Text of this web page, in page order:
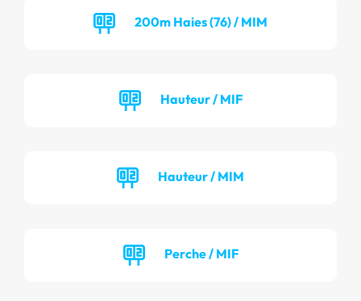
200m Haies (76) / MIM
Hauteur / MIF
Hauteur / MIM
Perche / MIF